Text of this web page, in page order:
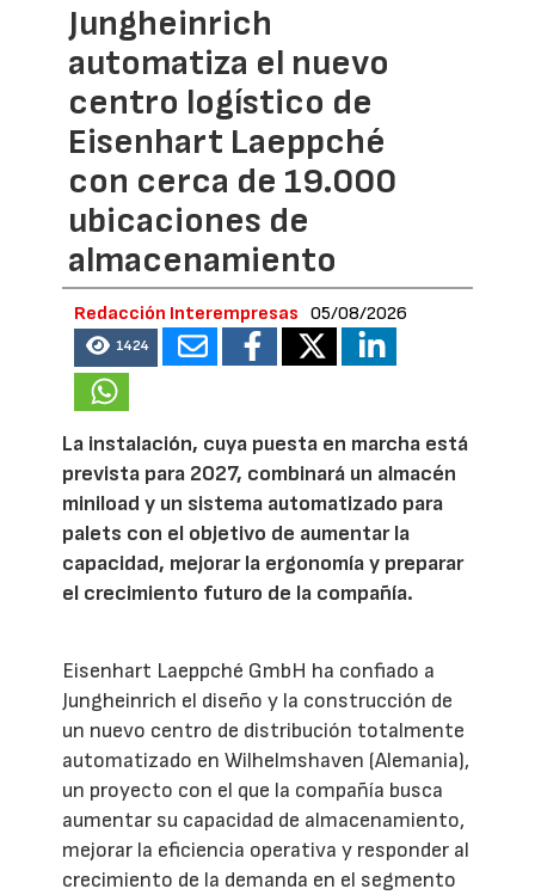
Jungheinrich
automatiza el nuevo
centro logístico de
Eisenhart Laeppché
con cerca de 19.000
ubicaciones de
almacenamiento
Redacción Interempresas 05/08/2026
1424
La instalación, cuya puesta en marcha está
prevista para 2027, combinará un almacén
miniload y un sistema automatizado para
palets con el objetivo de aumentar la
capacidad, mejorar la ergonomía y preparar
el crecimiento futuro de la compañía.
Eisenhart Laeppché GmbH ha confiado a
Jungheinrich el diseño y la construcción de
un nuevo centro de distribución totalmente
automatizado en Wilhelmshaven (Alemania),
un proyecto con el que la compañía busca
aumentar su capacidad de almacenamiento,
mejorar la eficiencia operativa y responder al
crecimiento de la demanda en el segmento